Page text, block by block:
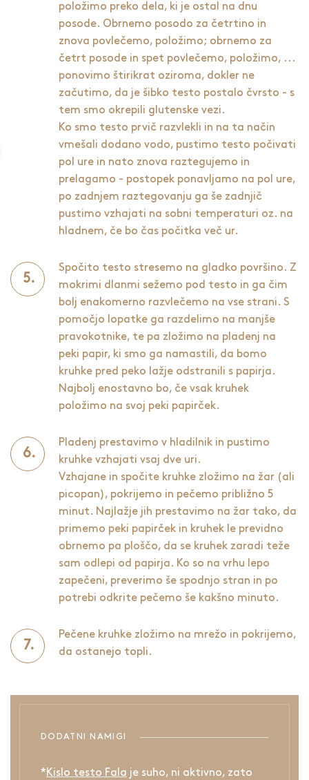
položimo preko dela, ki je ostal na dnu
posode. Obrnemo posodo za četrtino in
znova povlečemo, položimo; obrnemo za
četrt posode in spet povlečemo, položimo, ...
ponovimo štirikrat oziroma, dokler ne
začutimo, da je šibko testo postalo čvrsto - s
tem smo okrepili glutenske vezi.
Ko smo testo prvič razvlekli in na ta način
vmešali dodano vodo, pustimo testo počivati
pol ure in nato znova raztegujemo in
prelagamo - postopek ponavljamo na pol ure,
po zadnjem raztegovanju ga še zadnjič
pustimo vzhajati na sobni temperaturi oz. na
hladnem, če bo čas počitka več ur.
Spočito testo stresemo na gladko površino. Z
mokrimi dlanmi sežemo pod testo in ga čim
bolj enakomerno razvlečemo na vse strani. S
pomočjo lopatke ga razdelimo na manjše
pravokotnike, te pa zložimo na pladenj na
peki papir, ki smo ga namastili, da bomo
kruhke pred peko lažje odstranili s papirja.
Najbolj enostavno bo, če vsak kruhek
položimo na svoj peki papirček.
Pladenj prestavimo v hladilnik in pustimo
kruhke vzhajati vsaj dve uri.
Vzhajane in spočite kruhke zložimo na žar (ali
picopan), pokrijemo in pečemo približno 5
minut. Najlažje jih prestavimo na žar tako, da
primemo peki papirček in kruhek le previdno
obrnemo pa ploščo, da se kruhek zaradi teže
sam odlepi od papirja. Ko so na vrhu lepo
zapečeni, preverimo še spodnjo stran in po
potrebi odkrite pečemo še kakšno minuto.
Pečene kruhke zložimo na mrežo in pokrijemo,
da ostanejo topli.
DODATNI NAMIGI
* Kislo testo Fala je suho, ni aktivno, zato